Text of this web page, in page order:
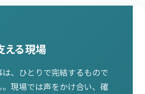
える現場
、ひとりで完結するもので
現場では声をかけ合い、確